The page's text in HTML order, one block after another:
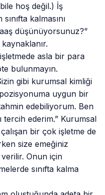
hoş değil.) İş
kalmasını
düşünüyorsunuz?”
asla bir para
bulunmayın.
gibi kurumsal kimliği
uygun bir
edebiliyorum. Ben
tercih ederim.” Kurumsal
bir çok işletme de
size emeğiniz
Onun için
sınıfta kalma